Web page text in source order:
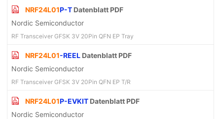
NRF24L01P-T Datenblatt PDF
Nordic Semiconductor
RF Transceiver GFSK 3V 20Pin QFN EP Tray
NRF24L01-REEL Datenblatt PDF
Nordic Semiconductor
RF Transceiver GFSK 3V 20Pin QFN EP T/R
NRF24L01P-EVKIT Datenblatt PDF
Nordic Semiconductor